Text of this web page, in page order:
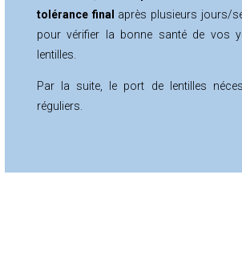
tolérance final
après plusieurs jours/
pour vérifier la bonne santé de vos
lentilles.
Par la suite, le port de lentilles
réguliers.